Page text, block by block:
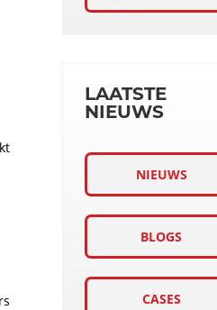
LAATSTE
NIEUWS
NIEUWS
BLOGS
CASES